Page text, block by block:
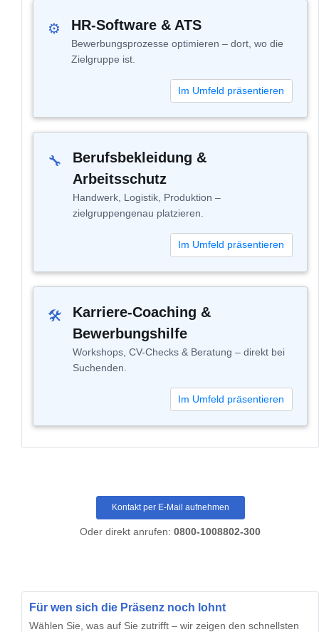
⚙ HR-Software & ATS
Bewerbungsprozesse optimieren – dort, wo die
Zielgruppe ist.
Im Umfeld präsentieren
🔧
Berufsbekleidung &
Arbeitsschutz
Handwerk, Logistik, Produktion –
zielgruppengenau platzieren.
Im Umfeld präsentieren
🛠
Karriere-Coaching &
Bewerbungshilfe
Workshops, CV-Checks & Beratung – direkt bei
Suchenden.
Im Umfeld präsentieren
Kontakt per E-Mail aufnehmen
Oder direkt anrufen: 0800-1008802-300
Für wen sich die Präsenz noch lohnt
Wählen Sie, was auf Sie zutrifft – wir zeigen den schnellsten